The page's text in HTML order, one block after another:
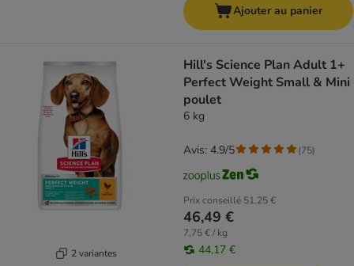
Ajouter au panier
2 variantes
Hill's Science Plan Adult 1+
Perfect Weight Small & Mini
poulet
6 kg
Prix conseillé 51,25 €
46,49 €
7,75 € / kg
44,17 €
Avis: 4.9/5 (75)